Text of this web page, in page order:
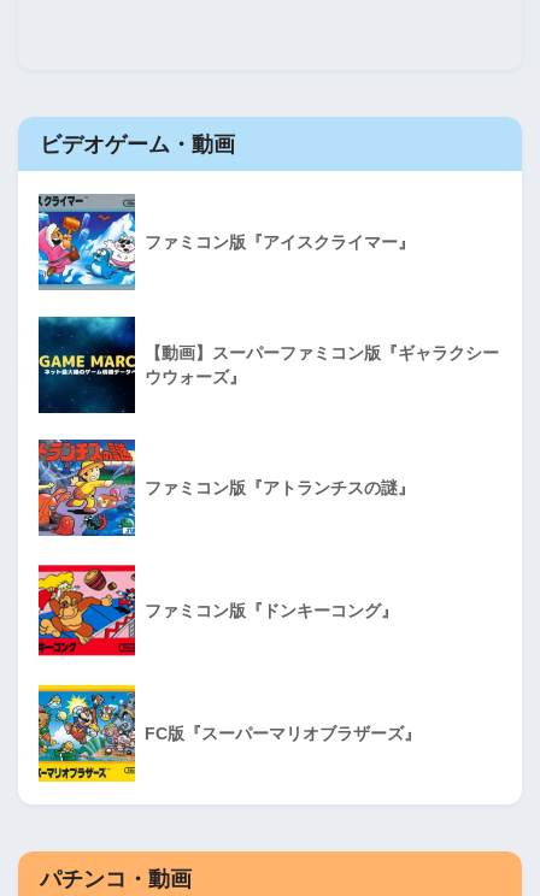
ビデオゲーム・動画
ファミコン版『アイスクライマー』
【動画】スーパーファミコン版『ギャラクシー
ウウォーズ』
ファミコン版『アトランチスの謎』
ファミコン版『ドンキーコング』
FC版『スーパーマリオブラザーズ』
パチンコ・動画